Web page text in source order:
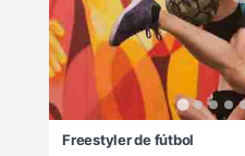
Freestyler de fútbol